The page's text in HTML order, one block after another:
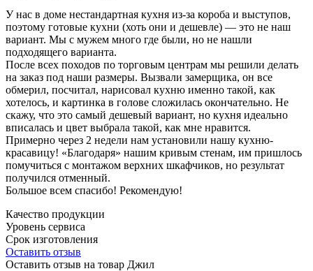
У нас в доме нестандартная кухня из-за короба и выступов,
поэтому готовые кухни (хоть они и дешевле) — это не наш
вариант. Мы с мужем много где были, но не нашли
подходящего варианта.
После всех походов по торговым центрам мы решили делать
на заказ под наши размеры. Вызвали замерщика, он все
обмерил, посчитал, нарисовал кухню именно такой, как
хотелось, и картинка в голове сложилась окончательно. Не
скажу, что это самый дешевый вариант, но кухня идеально
вписалась и цвет выбрала такой, как мне нравится.
Примерно через 2 недели нам установили нашу кухню-
красавицу! «Благодаря» нашим кривым стенам, им пришлось
помучиться с монтажом верхних шкафчиков, но результат
получился отменный.
Большое всем спасибо! Рекомендую!
Качество продукции
Уровень сервиса
Срок изготовления
Оставить отзыв
Оставить отзыв на товар Джил